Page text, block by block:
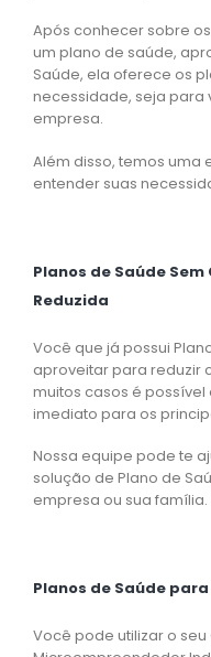
Após conhecer sobre
um plano de saúde,
Saúde, ela oferece os
necessidade, seja para
empresa.
Além disso, temos uma
entender suas
Planos de Saúde
Reduzida
Você que já possui
aproveitar para reduzir
muitos casos é
imediato para os
Nossa equipe pode te
solução de Plano de
empresa ou sua família.
Planos de Saúde
Você pode utilizar o seu